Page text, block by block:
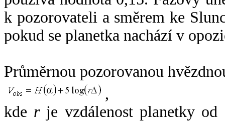
k pozorovateli a směrem ke
pokud se planetka nachází v
Průměrnou pozorovanou
,
kde rje vzdálenost planetky od